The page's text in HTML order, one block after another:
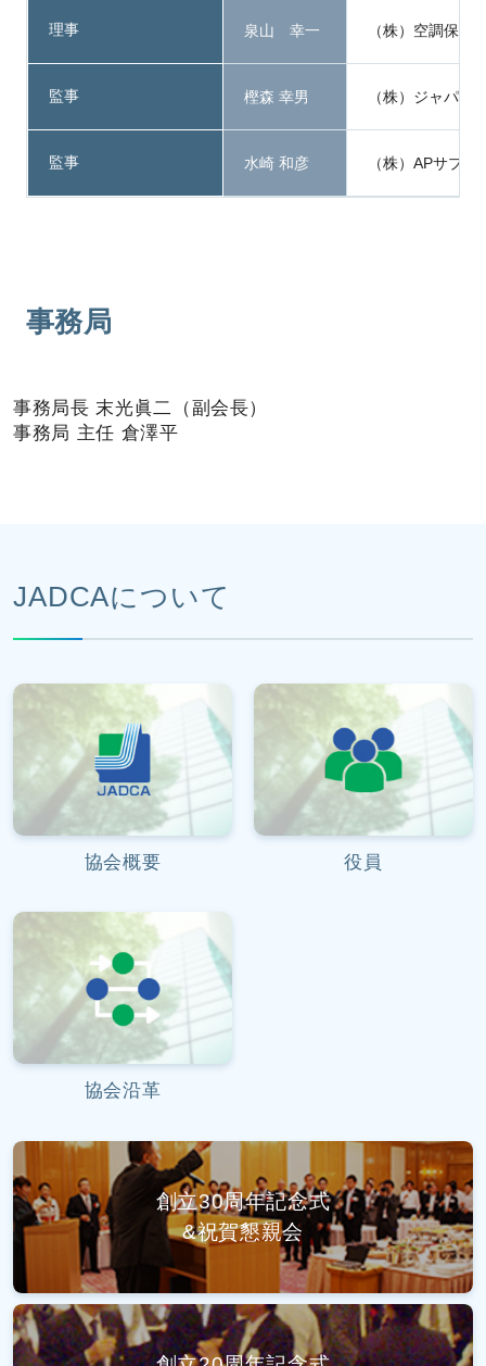
理事 泉山 幸一 （株）空調保全
監事 樫森 幸男 （株）ジャパン
監事 水崎 和彦 （株）APサプ
事務局
事務局長 末光眞二（副会長）
事務局 主任 倉澤平
JADCAについて
協会概要 役員
協会沿革
創立30周年記念式
&祝賀懇親会